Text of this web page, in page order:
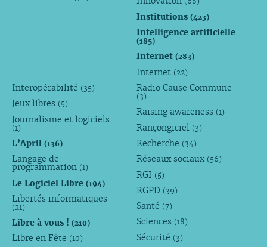
Institutions(423)
Intelligence artificielle
(185)
Internet(283)
Internet (22)
Interopérabilité (35)
Jeux libres (5)
Journalisme et logiciels
(1)
L’April (136)
Langage de
programmation (1)
Le Logiciel Libre (194)
Libertés informatiques
(21)
Libre à vous ! (210)
Libre en Fête (10)
Radio Cause Commune
(3)
Raising awareness (1)
Rançongiciel (3)
Recherche (34)
Réseaux sociaux (56)
RGI (5)
RGPD (39)
Santé (7)
Sciences (18)
Sécurité (3)